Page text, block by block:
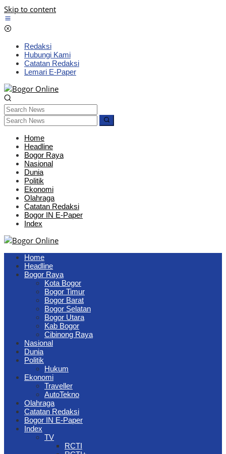
Skip to content
Redaksi
Hubungi Kami
Catatan Redaksi
Lemari E-Paper
Home
Headline
Bogor Raya
Nasional
Dunia
Politik
Ekonomi
Olahraga
Catatan Redaksi
Bogor IN E-Paper
Index
Home
Headline
Bogor Raya
Kota Bogor
Bogor Timur
Bogor Barat
Bogor Selatan
Bogor Utara
Kab Bogor
Cibinong Raya
Nasional
Dunia
Politik
Hukum
Ekonomi
Traveller
AutoTekno
Olahraga
Catatan Redaksi
Bogor IN E-Paper
Index
TV
RCTI